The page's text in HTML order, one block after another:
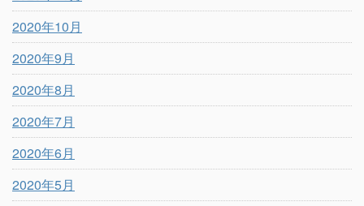
2020年10月
2020年9月
2020年8月
2020年7月
2020年6月
2020年5月